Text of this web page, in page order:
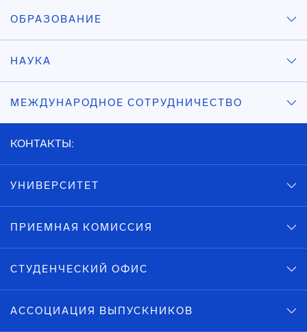
ОБРАЗОВАНИЕ
НАУКА
МЕЖДУНАРОДНОЕ СОТРУДНИЧЕСТВО
КОНТАКТЫ:
УНИВЕРСИТЕТ
ПРИЕМНАЯ КОМИССИЯ
СТУДЕНЧЕСКИЙ ОФИС
АССОЦИАЦИЯ ВЫПУСКНИКОВ